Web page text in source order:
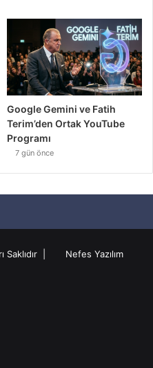
Google Gemini ve Fatih
Terim’den Ortak YouTube
Programı
7 gün önce
Saklıdır | Nefes Yazılım